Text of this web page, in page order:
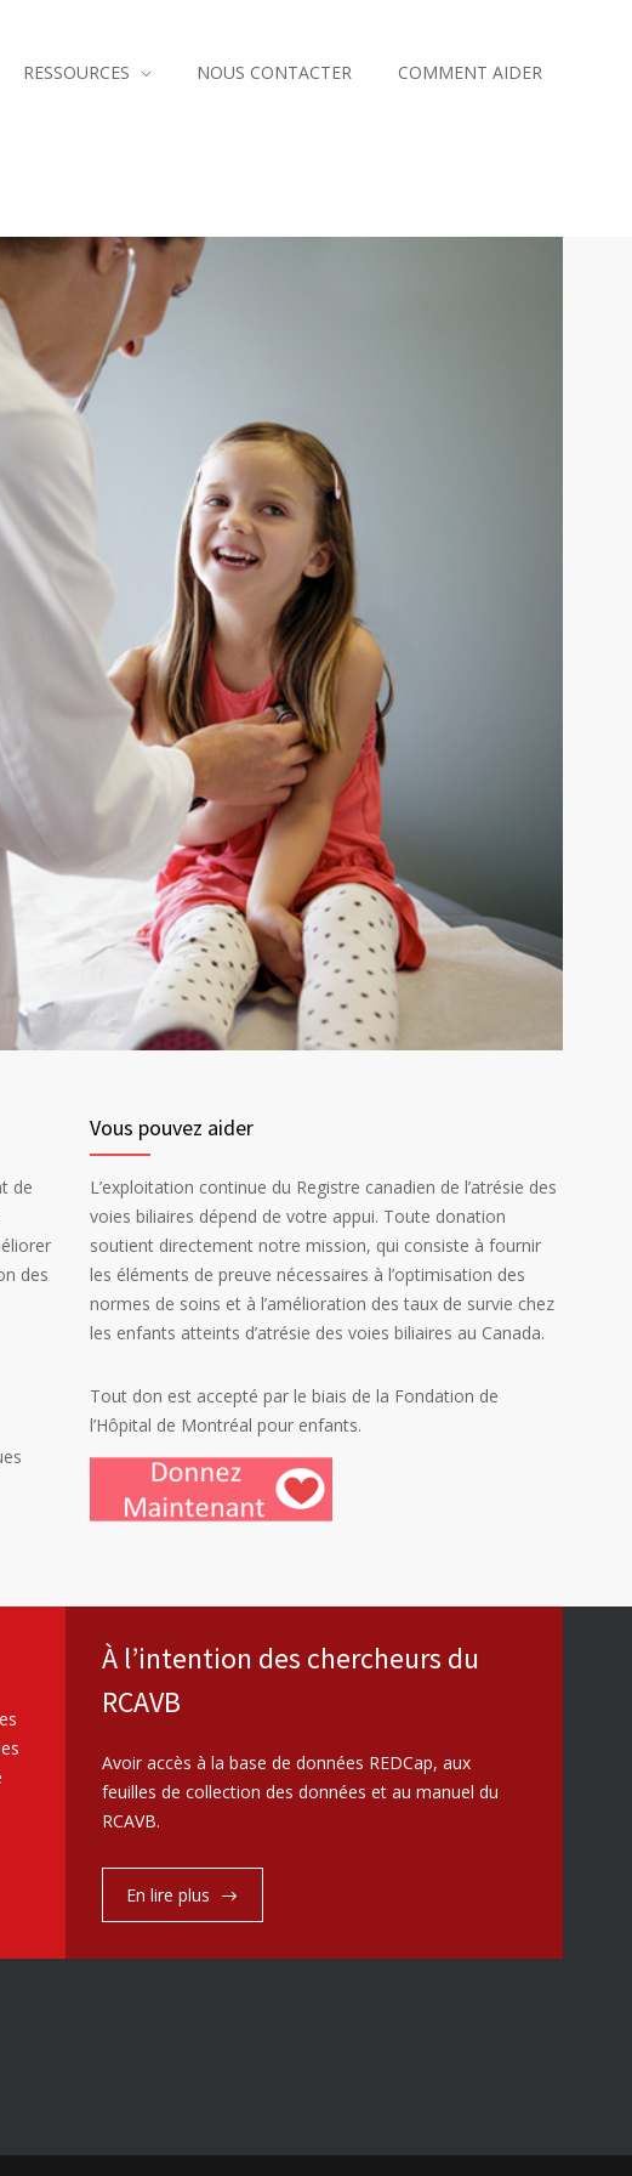
RESSOURCES NOUS CONTACTER COMMENT AIDER
de
des
Vous pouvez aider
L’exploitation continue du Registre canadien de l’atrésie des
voies biliaires dépend de votre appui. Toute donation
soutient directement notre mission, qui consiste à fournir
les éléments de preuve nécessaires à l’optimisation des
normes de soins et à l’amélioration des taux de survie chez
les enfants atteints d’atrésie des voies biliaires au Canada.
Tout don est accepté par le biais de la Fondation de
l’Hôpital de Montréal pour enfants.
À l’intention des chercheurs du
RCAVB
Avoir accès à la base de données REDCap, aux
feuilles de collection des données et au manuel du
RCAVB.
En lire plus